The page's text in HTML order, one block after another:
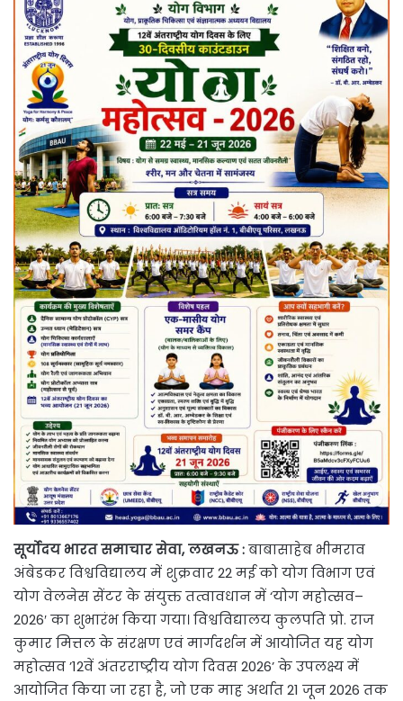
सूर्योदय भारत समाचार सेवा, लखनऊ :बाबासाहेब भीमराव
अंबेडकर विश्वविद्यालय में शुक्रवार 22 मई को योग विभाग एवं
योग वेलनेस सेंटर के संयुक्त तत्वावधान में ‘योग महोत्सव–
2026′ का शुभारंभ किया गया। विश्वविद्यालय कुलपति प्रो. राज
कुमार मित्तल के संरक्षण एवं मार्गदर्शन में आयोजित यह योग
महोत्सव ’12वें अंतरराष्ट्रीय योग दिवस 2026’ के उपलक्ष्य में
आयोजित किया जा रहा है,‌ जो एक माह अर्थात 21 जून 2026 तक